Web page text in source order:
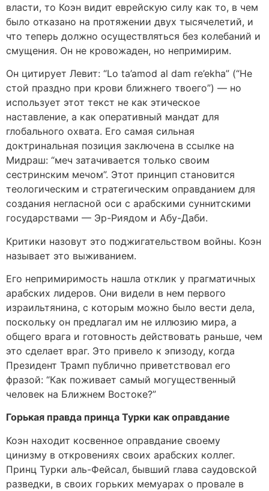
власти, то Коэн видит еврейскую силу как то, в чем
было отказано на протяжении двух тысячелетий, и
что теперь должно осуществляться без колебаний и
смущения. Он не кровожаден, но непримирим.
Он цитирует Левит: “Lo ta’amod al dam re’ekha” (“Не
стой праздно при крови ближнего твоего”) — но
использует этот текст не как этическое
наставление, а как оперативный мандат для
глобального охвата. Его самая сильная
доктринальная позиция заключена в ссылке на
Мидраш: “меч затачивается только своим
сестринским мечом”. Этот принцип становится
теологическим и стратегическим оправданием для
создания негласной оси с арабскими суннитскими
государствами — Эр-Риядом и Абу-Даби.
Критики назовут это поджигательством войны. Коэн
называет это выживанием.
Его непримиримость нашла отклик у прагматичных
арабских лидеров. Они видели в нем первого
израильтянина, с которым можно было вести дела,
поскольку он предлагал им не иллюзию мира, а
общего врага и готовность действовать раньше, чем
это сделает враг. Это привело к эпизоду, когда
Президент Трамп публично приветствовал его
фразой: “Как поживает самый могущественный
человек на Ближнем Востоке?”
Горькая правда принца Турки как оправдание
Коэн находит косвенное оправдание своему
цинизму в откровениях своих арабских коллег.
Принц Турки аль-Фейсал, бывший глава саудовской
разведки, в своих горьких мемуарах о провале в